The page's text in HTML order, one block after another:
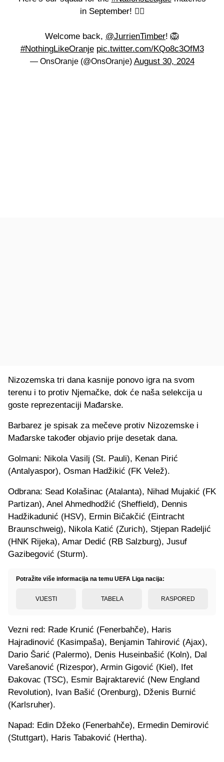
in September! ❤️‍🔥
Welcome back, @JurrienTimber! 🦁
#NothingLikeOranje pic.twitter.com/KQo8c3OfM3
— OnsOranje (@OnsOranje) August 30, 2024
Nizozemska tri dana kasnije ponovo igra na svom
terenu i to protiv Njemačke, dok će naša selekcija u
goste reprezentaciji Mađarske.
Barbarez je spisak za mečeve protiv Nizozemske i
Mađarske također objavio prije desetak dana.
Golmani: Nikola Vasilj (St. Pauli), Kenan Pirić
(Antalyaspor), Osman Hadžikić (FK Velež).
Odbrana: Sead Kolašinac (Atalanta), Nihad Mujakić (FK
Partizan), Anel Ahmedhodžić (Sheffield), Dennis
Hadžikadunić (HSV), Ermin Bičakčić (Eintracht
Braunschweig), Nikola Katić (Zurich), Stjepan Radeljić
(HNK Rijeka), Amar Dedić (RB Salzburg), Jusuf
Gazibegović (Sturm).
Potražite više informacija na temu UEFA Liga nacija:
VIJESTI TABELA RASPORED
Vezni red: Rade Krunić (Fenerbahče), Haris
Hajradinović (Kasimpaša), Benjamin Tahirović (Ajax),
Dario Šarić (Palermo), Denis Huseinbašić (Koln), Dal
Varešanović (Rizespor), Armin Gigović (Kiel), Ifet
Đakovac (TSC), Esmir Bajraktarević (New England
Revolution), Ivan Bašić (Orenburg), Dženis Burnić
(Karlsruher).
Napad: Edin Džeko (Fenerbahče), Ermedin Demirović
(Stuttgart), Haris Tabaković (Hertha).